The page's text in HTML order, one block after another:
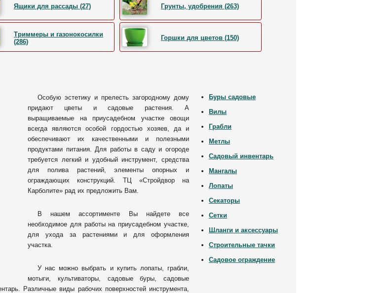
Ящики для рассады (27) Грунты, удобрения (263)
Триммеры и газонокосилки
(286)
Горшки для цветов (150)
Особую эстетику и прелесть загородному дому
придают цветы и садовые растения. А
выращиваемые на приусадебном участке овощи
всегда являются особой гордостью хозяев, да и
обеспечивают их качественными и полезными
продуктами питания. Для работы в саду и огороде
требуется легкий и удобный инструмент, средства
для полива растений, элементы опорных и
ограждающих конструкций. ТЦ «Стройдвор на
Карболите» рад их предложить Вам.
В нашем ассортименте Вы найдете все
необходимое для работы на приусадебном участке,
для ухода за растениями и для оформления
участка.
У нас можно выбрать и купить лопаты, грабли,
мотыги, культиваторы, садовые буры, садовые
Различные виды рабочих поверхностей инструмента,
Буры садовые
Вилы
Грабли
Метлы
Садовый инвентарь
Мангалы
Лопаты
Секаторы
Сетки
Шланги и аксессуары
Строительные тачки
Садовое ограждение